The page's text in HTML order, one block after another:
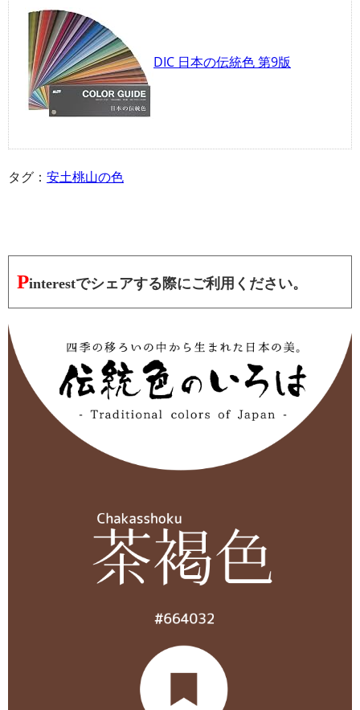
DIC 日本の伝統色 第9版
タグ： 安土桃山の色
Pinterestでシェアする際にご利用ください。